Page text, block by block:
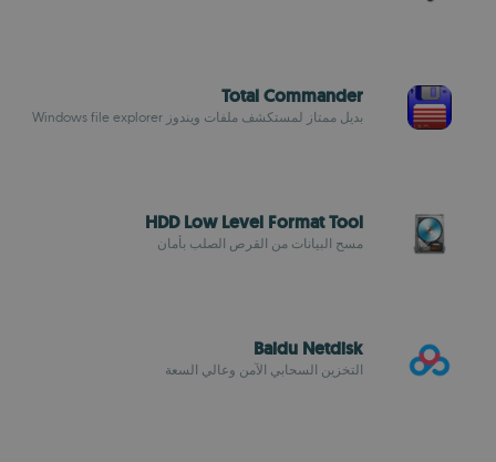
Total Commander
بديل ممتاز لمستكشف ملفات ويندوز Windows file explorer
HDD Low Level Format Tool
مسح البيانات من القرص الصلب بأمان
Baidu Netdisk
التخزين السحابي الآمن وعالي السعة